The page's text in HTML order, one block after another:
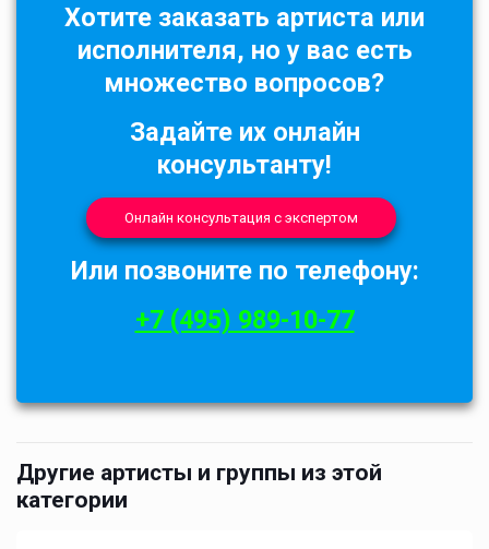
Хотите заказать артиста или
исполнителя, но у вас есть
множество вопросов?
Задайте их онлайн
консультанту!
Онлайн консультация с экспертом
Или позвоните по телефону:
+7 (495) 989-10-77
Другие артисты и группы из этой
категории